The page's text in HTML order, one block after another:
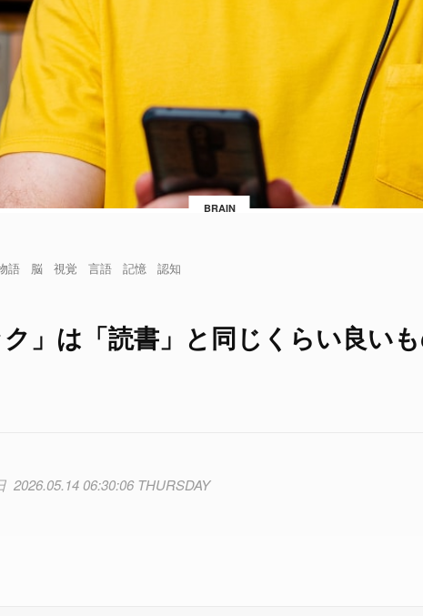
BRAIN
語 脳 視覚 言語 記憶 認知
」は「読書」と同じくらい良い
2026.05.14 06:30:06 THURSDAY